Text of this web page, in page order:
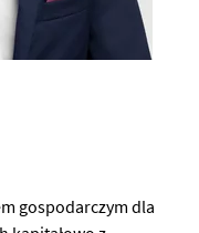
gospodarczym dla